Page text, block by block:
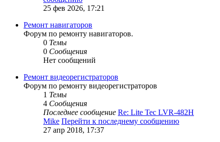
25 фев 2026, 17:21
Ремонт навигаторов
Форум по ремонту навигаторов.
0 Темы
0 Сообщения
Нет сообщений
Ремонт видеорегистраторов
Форум по ремонту видеорегистраторов
1 Темы
4 Сообщения
Последнее сообщение Re: Lite Tec LVR-482H
Mike Перейти к последнему сообщению
27 апр 2018, 17:37